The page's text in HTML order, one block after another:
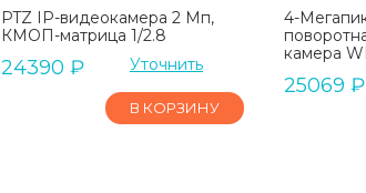
PTZ IP-видеокамера 2 Мп,
КМОП-матрица 1/2.8
24390 ₽ Уточнить
В КОРЗИНУ
4-
камера
25069 ₽